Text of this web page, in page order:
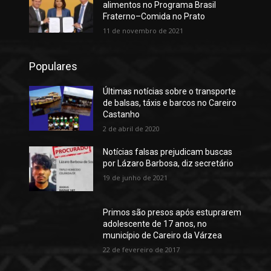
alimentos no Programa Brasil
Fraterno–Comida no Prato
11 de novembro de 2021
Populares
Últimas notícias sobre o transporte
de balsas, táxis e barcos no Careiro
Castanho
2 de abril de 2020
Notícias falsas prejudicam buscas
por Lázaro Barbosa, diz secretário
19 de junho de 2021
Primos são presos após estuprarem
adolescente de 17 anos, no
município de Careiro da Várzea
22 de fevereiro de 2017